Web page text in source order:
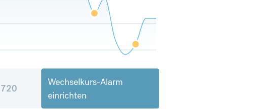
Wechselkurs-Alarm
einrichten